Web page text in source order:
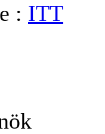
: ITT